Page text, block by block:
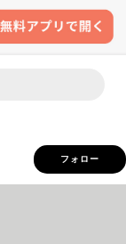
フォロー